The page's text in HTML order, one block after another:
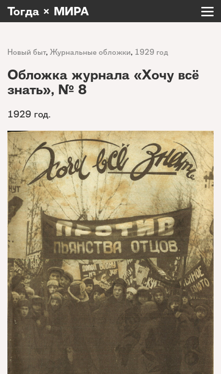
Тогда × МИРА
Новый быт, Журнальные обложки, 1929 год
Обложка журнала «Хочу всё
знать», № 8
1929 год.